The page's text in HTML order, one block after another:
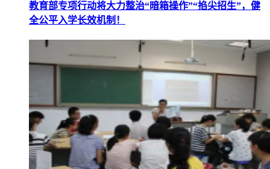
教育部专项行动将大力整治“暗箱操作”“掐尖招生”，健
全公平入学长效机制！